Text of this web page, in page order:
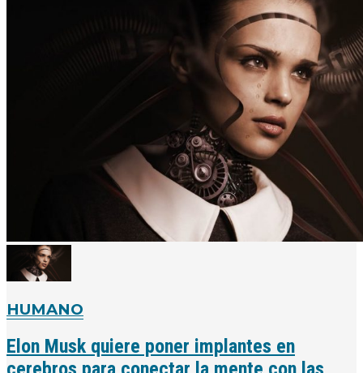
HUMANO
Elon Musk quiere poner implantes en